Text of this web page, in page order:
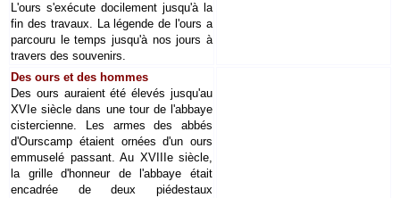
L'ours s'exécute docilement jusqu'à la
fin des travaux. La légende de l'ours a
parcouru le temps jusqu'à nos jours à
travers des souvenirs.
Des ours et des hommes
Des ours auraient été élevés jusqu'au
XVIe siècle dans une tour de l'abbaye
cistercienne. Les armes des abbés
d'Ourscamp étaient ornées d'un ours
emmuselé passant. Au XVIIIe siècle,
la grille d'honneur de l'abbaye était
encadrée de deux piédestaux